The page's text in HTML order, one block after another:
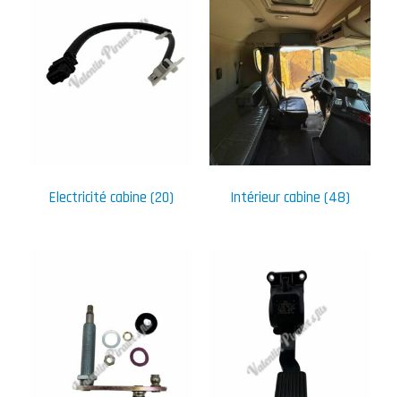
Electricité cabine (20) Intérieur cabine (48)